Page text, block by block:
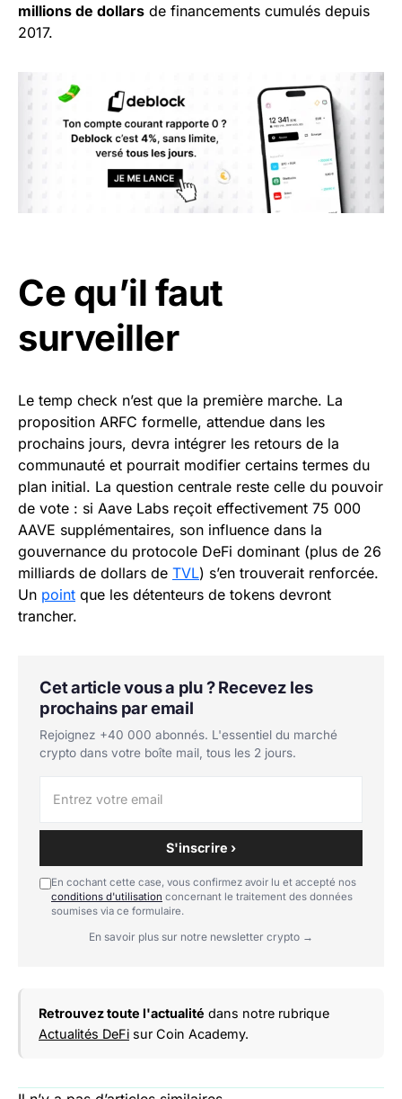
millions de dollars de financements cumulés depuis
2017.
Ce qu’il faut
surveiller
Le temp check n’est que la première marche. La
proposition ARFC formelle, attendue dans les
prochains jours, devra intégrer les retours de la
communauté et pourrait modifier certains termes du
plan initial. La question centrale reste celle du pouvoir
de vote : si Aave Labs reçoit effectivement 75 000
AAVE supplémentaires, son influence dans la
gouvernance du protocole DeFi dominant (plus de 26
milliards de dollars de TVL) s’en trouverait renforcée.
Un point que les détenteurs de tokens devront
trancher.
Cet article vous a plu ? Recevez les
prochains par email
Rejoignez +40 000 abonnés. L'essentiel du marché
crypto dans votre boîte mail, tous les 2 jours.
S'inscrire ›
En cochant cette case, vous confirmez avoir lu et accepté nos
conditions d'utilisation concernant le traitement des données
soumises via ce formulaire.
En savoir plus sur notre newsletter crypto →
Retrouvez toute l'actualité dans notre rubrique
Actualités DeFi sur Coin Academy.